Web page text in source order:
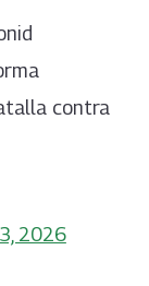
contra
2026